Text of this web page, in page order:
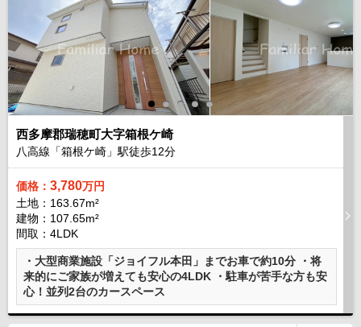
西多摩郡瑞穂町大字箱根ケ崎
八高線「箱根ケ崎」駅徒歩12分
価格： 3,780万円
土地：163.67m²
建物：107.65m²
間取：4LDK
・大型商業施設「ジョイフル本田」までお車で約10分 ・将
来的にご家族が増えても安心の4LDK ・駐車が苦手な方も安
心！並列2台のカースペース